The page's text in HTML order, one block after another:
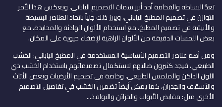
تعدُّ البساطة والفخامة أحد أبرز سمات التصميم الياباني، ويعكس هذا الأمر
التوازن في تصميم المطبخ الياباني، ويبرز ذلك جلياً باتحاد العناصر البسيطة
والأنيقة في تصميم المطبخ، مع استخدام الألوان الهادئة والمحايدة، مع
بعض اللمسات الدقيقة من الألوان الزاهية لإضفاء حيوية على المكان.
ومن أهم عناصر التصميم الأساسية المستخدمة في المطبخ الياباني: الخشب
الطبيعي، فيجد كثيرون ضالتهم لاستكمال تصميماتهم باستخدام الخشب ذي
اللون الداكن والملمس الطبيعي، وخاصة في تصميم الأرضيات وبعض الأثاث
والأسقف والجدران، كما يمكن أيضاً تضمين الخشب في تفاصيل التصميم
الأخرى مثل: مقابض الأبواب والخزائن والنوافذ...